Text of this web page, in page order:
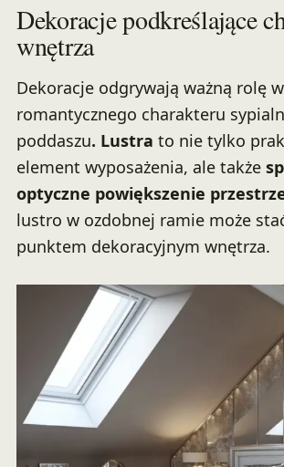
Dekoracje podkreślające
wnętrza
Dekoracje odgrywają ważną rolę
romantycznego charakteru
poddaszu. Lustra to nie tylko
element wyposażenia, ale także
optyczne powiększenie
lustro w ozdobnej ramie może
punktem dekoracyjnym wnętrza.